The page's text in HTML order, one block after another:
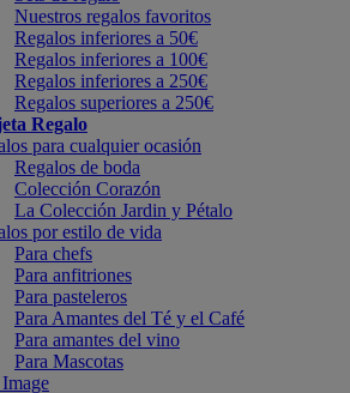
Nuestros regalos favoritos
Regalos inferiores a 50€
Regalos inferiores a 100€
Regalos inferiores a 250€
Regalos superiores a 250€
Regalo
para cualquier ocasión
Regalos de boda
Colección Corazón
La Colección Jardin y Pétalo
por estilo de vida
Para chefs
Para anfitriones
Para pasteleros
Para Amantes del Té y el Café
Para amantes del vino
Para Mascotas